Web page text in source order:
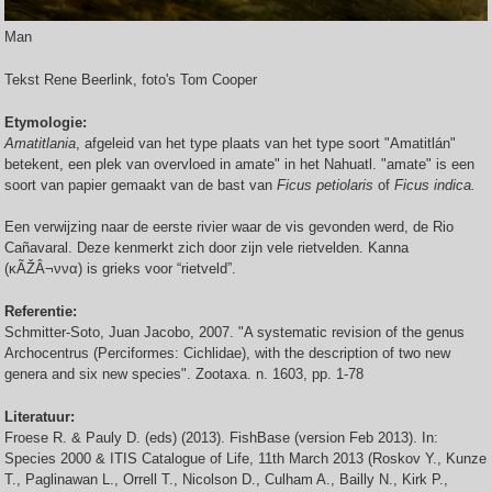
Man
Tekst Rene Beerlink, foto's Tom Cooper
Etymologie:
Amatitlania, afgeleid van het type plaats van het type soort "Amatitlán"
betekent, een plek van overvloed in amate" in het Nahuatl. "amate" is een
soort van papier gemaakt van de bast van Ficus petiolaris of Ficus indica.
Een verwijzing naar de eerste rivier waar de vis gevonden werd, de Rio
Cañavaral. Deze kenmerkt zich door zijn vele rietvelden. Kanna
(κÃŽÂ¬ννα) is grieks voor “rietveld”.
Referentie:
Schmitter-Soto, Juan Jacobo, 2007. "A systematic revision of the genus
Archocentrus (Perciformes: Cichlidae), with the description of two new
genera and six new species". Zootaxa. n. 1603, pp. 1-78
Literatuur:
Froese R. & Pauly D. (eds) (2013). FishBase (version Feb 2013). In:
Species 2000 & ITIS Catalogue of Life, 11th March 2013 (Roskov Y., Kunze
T., Paglinawan L., Orrell T., Nicolson D., Culham A., Bailly N., Kirk P.,